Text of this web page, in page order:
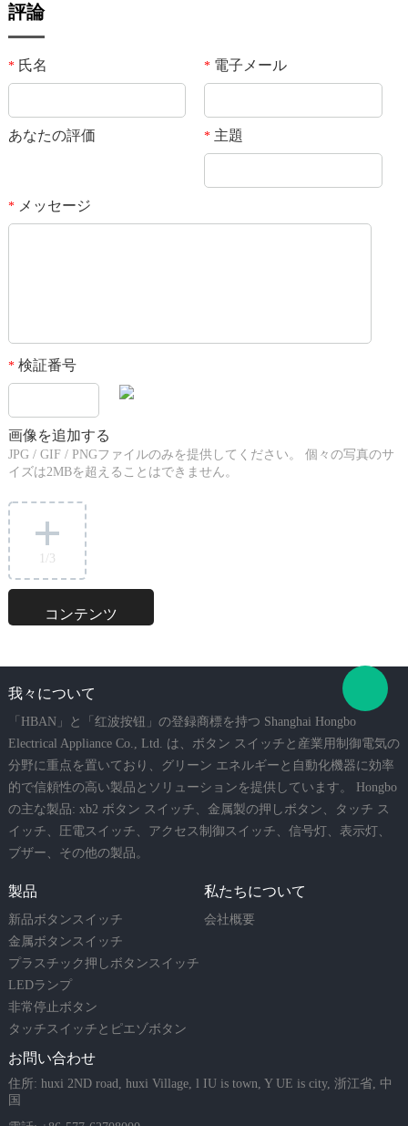
評論
*氏名 *電子メール
あなたの評価 *主題
*メッセージ
*検証番号
画像を追加する
JPG / GIF / PNGファイルのみを提供してください。 個々の写真のサ
イズは2MBを超えることはできません。
/3
我々について
「HBAN」と「红波按钮」の登録商標を持つ Shanghai Hongbo
Electrical Appliance Co., Ltd. は、ボタン スイッチと産業用制御電気の
分野に重点を置いており、グリーン エネルギーと自動化機器に効率
的で信頼性の高い製品とソリューションを提供しています。 Hongbo
の主な製品: xb2 ボタン スイッチ、金属製の押しボタン、タッチ ス
イッチ、圧電スイッチ、アクセス制御スイッチ、信号灯、表示灯、
ブザー、その他の製品。
製品
新品ボタンスイッチ
金属ボタンスイッチ
プラスチック押しボタンスイッチ
LEDランプ
非常停止ボタン
タッチスイッチとピエゾボタン
私たちについて
会社概要
お問い合わせ
住所: huxi 2ND road, huxi Village, l IU is town, Y UE is city, 浙江省, 中
国